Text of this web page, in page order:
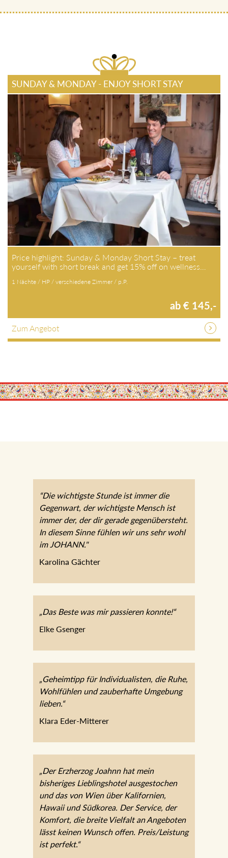
SUNDAY & MONDAY - ENJOY SHORT STAY
Price highlight: Sunday & Monday Short Stay – treat
yourself with short break and get 15% off on wellness…
1 Nächte / HP / verschiedene Zimmer / p.P.
ab € 145,-
Zum Angebot
“Die wichtigste Stunde ist immer die
Gegenwart, der wichtigste Mensch ist
immer der, der dir gerade
gegenübersteht. In diesem Sinne fühlen
wir uns sehr wohl im JOHANN."
Karolina Gächter
„Das Beste was mir passieren konnte!“
Elke Gsenger
„Geheimtipp für Individualisten, die Ruhe,
Wohlfühlen und zauberhafte Umgebung
lieben.“
Klara Eder-Mitterer
„Der Erzherzog Joahnn hat mein
bisheriges Lieblingshotel ausgestochen
und das von Wien über Kalifornien,
Hawaii und Südkorea. Der Service, der
Komfort, die breite Vielfalt an Angeboten
lässt keinen Wunsch offen.